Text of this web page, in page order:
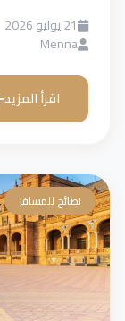
21 يوليو 2026
Menna
اقرأ المزيد
نصائح للمسافر